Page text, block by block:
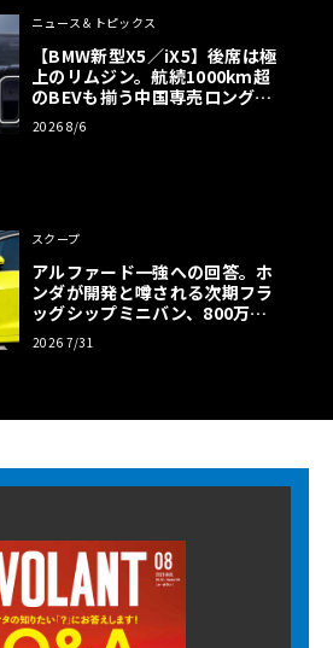
ニュース＆トピックス
【BMW新型X5／iX5】後席は極
上のリムジン。航続1000km超
のBEVも揃う中国専売ロング仕
様の全貌
2026 8/6
スクープ
アルファード一強への回答。ホ
ンダが開発と噂される次期フラ
ッグシップミニバン、800万円
超の勝算【予想CG】
2026 7/31